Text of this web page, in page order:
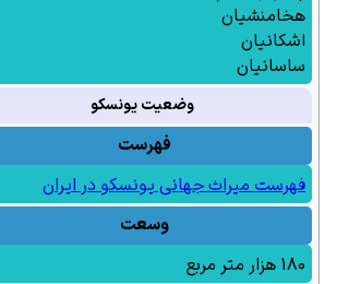
هخامنشیان
اشکانیان
ساسانیان
وضعیت یونسکو
فهرست
فهرست میراث جهانی یونسکو در ایران
وسعت
۱۸۰ هزار متر مربع